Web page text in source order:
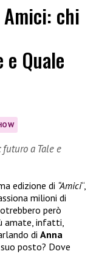
chi
e Quale
a Tale e
edizione di “Amici“,
milioni di
però
amate, infatti,
di Anna
posto? Dove